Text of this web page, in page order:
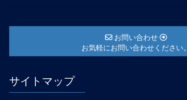
お問い合わせ
お気軽にお問い合わせください。
サイトマップ